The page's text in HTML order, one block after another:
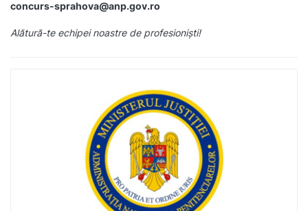
concurs-sprahova@anp.gov.ro
Alătură-te echipei noastre de profesioniști!